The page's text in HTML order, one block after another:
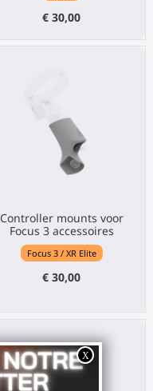
€ 30,00
Controller mounts voor
Focus 3 accessoires
Focus 3 / XR Elite
€ 30,00